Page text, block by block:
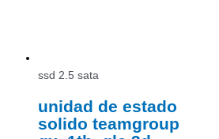
ssd 2.5 sata
unidad de estado
solido teamgroup